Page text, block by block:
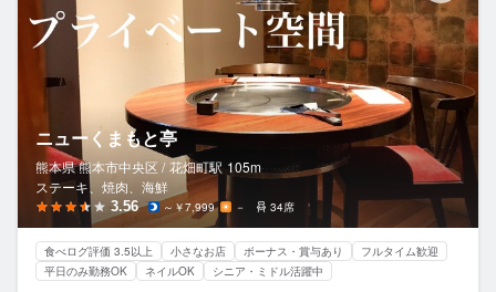
ニューくまもと亭
熊本県 熊本市中央区 / 花畑町駅 105m
ステーキ、焼肉、海鮮
3.56 ～￥7,999 － 34席
食べログ評価 3.5以上 小さなお店 ボーナス・賞与あり
フルタイム歓迎
平日のみ勤務OK
ネイルOK シニア・ミドル活躍中